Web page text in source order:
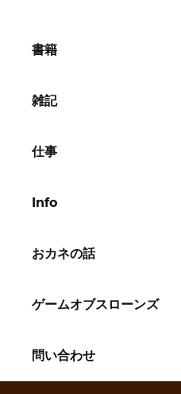
書籍
雑記
仕事
Info
おカネの話
ゲームオブスローンズ
問い合わせ